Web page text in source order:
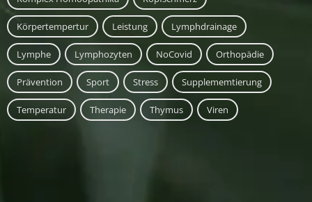
Körpertempertur Leistung Lymphdrainage
Lymphe Lymphozyten NoCovid Orthopädie
Prävention Sport Stress Supplememtierung
Temperatur Therapie Thymus Viren